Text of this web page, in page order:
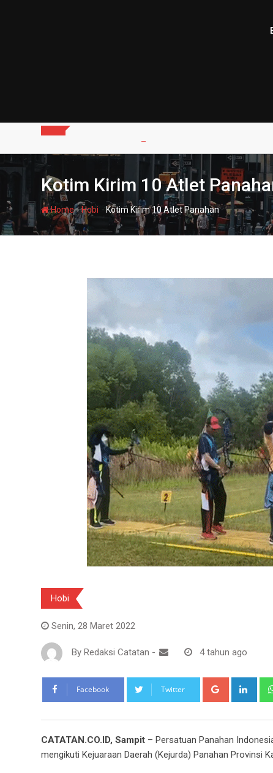
Kotim Kirim 10 Atlet
Home-Hobi - Kotim Kirim 10 Atlet Panahan
Hobi
Senin, 28 Maret 2022
By Redaksi Catatan - 4 tahun ago
Facebook Twitter Google+
CATATAN.CO.ID, Sampit – Persatuan Panahan
mengikuti Kejuaraan Daerah (Kejurda) Panahan Provinsi